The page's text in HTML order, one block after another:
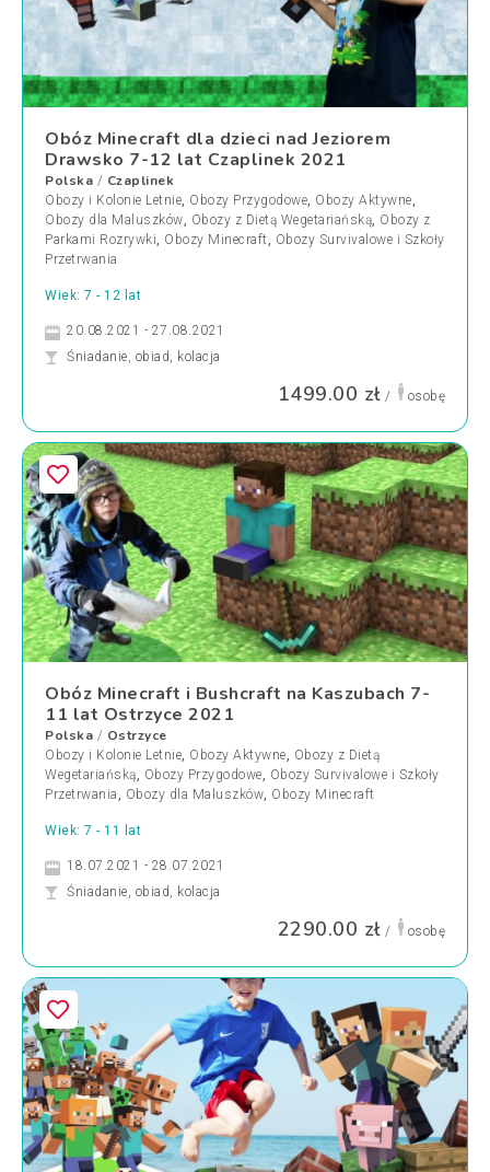
Obóz Minecraft dla dzieci nad Jeziorem
Drawsko 7-12 lat Czaplinek 2021
Polska / Czaplinek
Obozy i Kolonie Letnie, Obozy Przygodowe, Obozy Aktywne,
Obozy dla Maluszków, Obozy z Dietą Wegetariańską, Obozy z
Parkami Rozrywki, Obozy Minecraft, Obozy Survivalowe i Szkoły
Przetrwania
Wiek: 7 - 12 lat
20.08.2021 - 27.08.2021
Śniadanie, obiad, kolacja
1499.00 zł / osobę
Obóz Minecraft i Bushcraft na Kaszubach 7-
11 lat Ostrzyce 2021
Polska / Ostrzyce
Obozy i Kolonie Letnie, Obozy Aktywne, Obozy z Dietą
Wegetariańską, Obozy Przygodowe, Obozy Survivalowe i Szkoły
Przetrwania , Obozy dla Maluszków, Obozy Minecraft
Wiek: 7 - 11 lat
18.07.2021 - 28.07.2021
Śniadanie, obiad, kolacja
2290.00 zł / osobę